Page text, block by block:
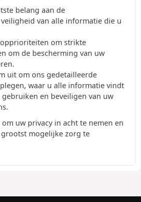
belang aan de
van alle informatie die u
om strikte
om de bescherming van uw
uit om ons gedetailleerde
waar u alle informatie vindt
en beveiligen van uw
uw privacy in acht te nemen en
mogelijke zorg te